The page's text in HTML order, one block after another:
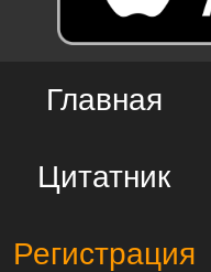
Главная
Цитатник
Регистрация